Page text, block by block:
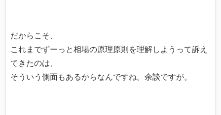
だからこそ、
これまでずーっと相場の原理原則を理解しようって訴え
てきたのは、
そういう側面もあるからなんですね。余談ですが。